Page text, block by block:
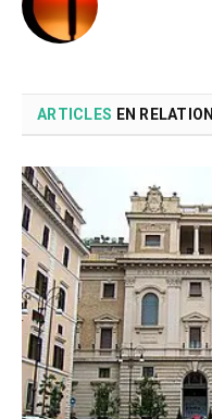
ARTICLES EN RELATION